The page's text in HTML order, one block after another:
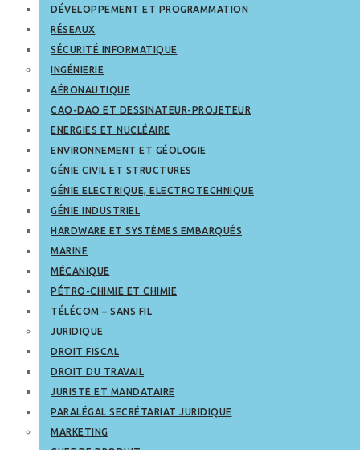
DÉVELOPPEMENT ET PROGRAMMATION
RÉSEAUX
SÉCURITÉ INFORMATIQUE
INGÉNIERIE
AÉRONAUTIQUE
CAO-DAO ET DESSINATEUR-PROJETEUR
ENERGIES ET NUCLÉAIRE
ENVIRONNEMENT ET GÉOLOGIE
GÉNIE CIVIL ET STRUCTURES
GÉNIE ELECTRIQUE, ELECTROTECHNIQUE
GÉNIE INDUSTRIEL
HARDWARE ET SYSTÈMES EMBARQUÉS
MARINE
MÉCANIQUE
PÉTRO-CHIMIE ET CHIMIE
TÉLÉCOM – SANS FIL
JURIDIQUE
DROIT FISCAL
DROIT DU TRAVAIL
JURISTE ET MANDATAIRE
PARALÉGAL SECRÉTARIAT JURIDIQUE
MARKETING